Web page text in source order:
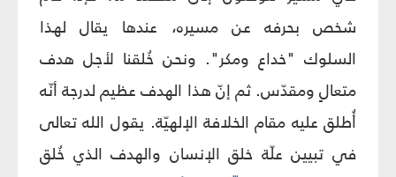
شخص بحرفه عن مسيره، عندها يقال لهذا
السلوك "خداع ومكر". ونحن خُلقنا لأجل هدف
متعالٍ ومقدّس. ثم إنّ هذا الهدف عظيم لدرجة أنّه
أُطلق عليه مقام الخلافة الإلهيّة. يقول الله تعالى
في تبيين علّة خلق الإنسان والهدف الذي خُلق